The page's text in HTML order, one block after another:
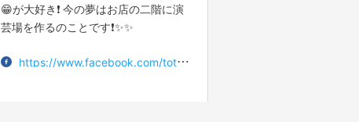
😁が大好き❗️ 今の夢はお店の二階に演
芸場を作るのことです❗️✨✨
https://www.facebook.com/totoyoshito